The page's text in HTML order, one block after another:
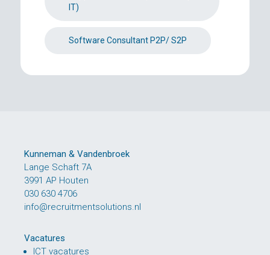
IT)
Software Consultant P2P/ S2P
Kunneman & Vandenbroek
Lange Schaft 7A
3991 AP Houten
030 630 4706
info@recruitmentsolutions.nl
Vacatures
ICT vacatures